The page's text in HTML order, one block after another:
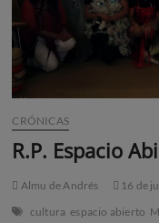
CRÓNICAS
R.P. Espacio
Almu de Andrés
16 de
cultura espacio abierto